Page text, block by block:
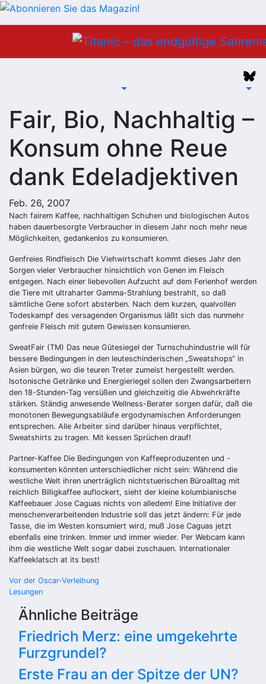
Fair, Bio, Nachhaltig –
Konsum ohne Reue
dank Edeladjektiven
Feb. 26, 2007
Nach fairem Kaffee, nachhaltigen Schuhen und biologischen Autos
haben dauerbesorgte Verbraucher in diesem Jahr noch mehr neue
Möglichkeiten, gedankenlos zu konsumieren.
Genfreies Rindfleisch Die Viehwirtschaft kommt dieses Jahr den
Sorgen vieler Verbraucher hinsichtlich von Genen im Fleisch
entgegen. Nach einer liebevollen Aufzucht auf dem Ferienhof werden
die Tiere mit ultraharter Gamma-Strahlung bestrahlt, so daß
sämtliche Gene sofort absterben. Nach dem kurzen, qualvollen
Todeskampf des versagenden Organismus läßt sich das nunmehr
genfreie Fleisch mit gutem Gewissen konsumieren.
SweatFair (TM) Das neue Gütesiegel der Turnschuhindustrie will für
bessere Bedingungen in den leuteschinderischen „Sweatshops“ in
Asien bürgen, wo die teuren Treter zumeist hergestellt werden.
Isotonische Getränke und Energieriegel sollen den Zwangsarbeitern
den 18-Stunden-Tag versüßen und gleichzeitig die Abwehrkräfte
stärken. Ständig anwesende Wellness-Berater sorgen dafür, daß die
monotonen Bewegungsabläufe ergodynamischen Anforderungen
entsprechen. Alle Arbeiter sind darüber hinaus verpflichtet,
Sweatshirts zu tragen. Mit kessen Sprüchen drauf!
Partner-Kaffee Die Bedingungen von Kaffeeproduzenten und -
konsumenten könnten unterschiedlicher nicht sein: Während die
westliche Welt ihren unerträglich nichtstuerischen Büroalltag mit
reichlich Billigkaffee auflockert, sieht der kleine kolumbianische
Kaffeebauer Jose Caguas nichts von alledem! Eine Initiative der
menschenverarbeitenden Industrie soll das jetzt ändern: Für jede
Tasse, die im Westen konsumiert wird, muß Jose Caguas jetzt
ebenfalls eine trinken. Immer und immer wieder. Per Webcam kann
ihm die westliche Welt sogar dabei zuschauen. Internationaler
Kaffeeklatsch at its best!
Beitragsnavigation
Vor der Oscar-Verleihung
Lesungen
Ähnliche Beiträge
Friedrich Merz: eine umgekehrte
Furzgrundel?
Erste Frau an der Spitze der UN?